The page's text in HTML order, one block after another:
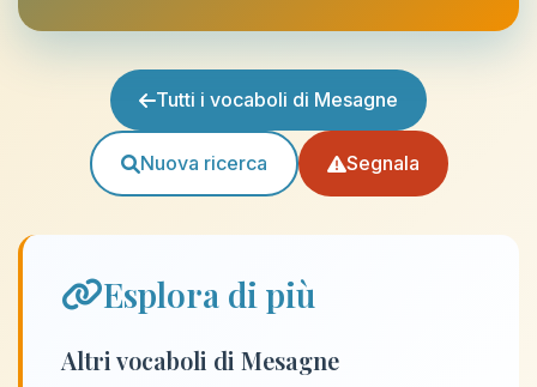
Tutti i vocaboli di Mesagne
Nuova ricerca Segnala
Esplora di più
Altri vocaboli di Mesagne